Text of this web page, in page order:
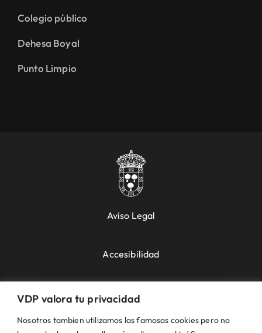
VDP valora tu privacidad
Nosotros tambien utilizamos las famosas cookies pero no
Colegio público
Dehesa Boyal
Punto Limpio
Aviso Legal
Accesibilidad
Política de Cookies